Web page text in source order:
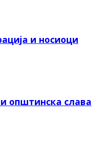
и носиоци
општинска слава